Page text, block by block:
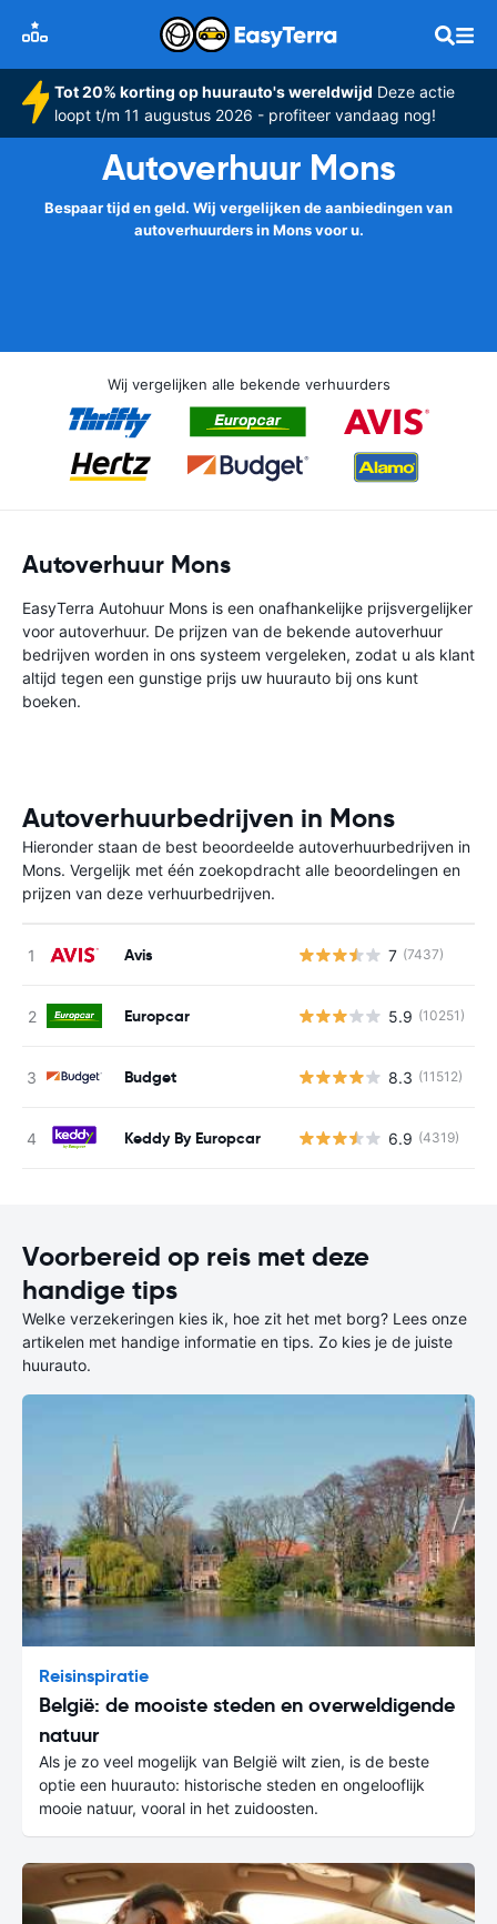
Tot 20% korting op huurauto's wereldwijd Deze actie
loopt t/m 11 augustus 2026 - profiteer vandaag nog!
Autoverhuur Mons
Bespaar tijd en geld. Wij vergelijken de aanbiedingen van
autoverhuurders in Mons voor u.
Wij vergelijken alle bekende verhuurders
Autoverhuur Mons
EasyTerra Autohuur Mons is een onafhankelijke prijsvergelijker
voor autoverhuur. De prijzen van de bekende autoverhuur
bedrijven worden in ons systeem vergeleken, zodat u als klant
altijd tegen een gunstige prijs uw huurauto bij ons kunt
boeken.
Autoverhuurbedrijven in Mons
Hieronder staan de best beoordeelde autoverhuurbedrijven in
Mons. Vergelijk met één zoekopdracht alle beoordelingen en
prijzen van deze verhuurbedrijven.
Avis 7 (7437)
Europcar 5.9 (10251)
Budget 8.3 (11512)
Keddy By Europcar 6.9 (4319)
Voorbereid op reis met deze
handige tips
Welke verzekeringen kies ik, hoe zit het met borg? Lees onze
artikelen met handige informatie en tips. Zo kies je de juiste
huurauto.
Reisinspiratie
België: de mooiste steden en overweldigende
natuur
Als je zo veel mogelijk van België wilt zien, is de beste
optie een huurauto: historische steden en ongelooflijk
mooie natuur, vooral in het zuidoosten.